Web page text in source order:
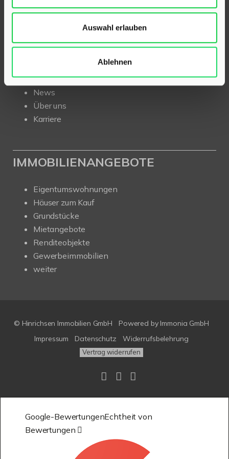
Auswahl erlauben
Ablehnen
Ratgeber
News
Über uns
Karriere
IMMOBILIENANGEBOTE
Eigentumswohnungen
Häuser zum Kauf
Grundstücke
Mietangebote
Renditeobjekte
Gewerbeimmobilien
weiter
© Hinrichsen Immobilien GmbH Powered by Immonia GmbH
Impressum
Datenschutz Widerrufsbelehrung
Vertrag widerrufen
Google-BewertungenEchtheit von
Bewertungen